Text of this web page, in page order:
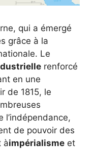
qui a émergé
grâce à la
Le
renforcé
en une
de 1815, le
l’indépendance,
de pouvoir des
àimpérialisme et